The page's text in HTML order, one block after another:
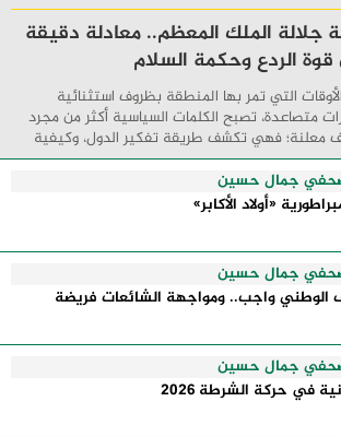
جلالة الملك المعظم.. معادلة دقيقة
قوة الردع وحكمة السلام
التي تمر بها المنطقة بظروف استثنائية
متصاعدة، تصبح الكلمات السياسية أكثر من مجرد
معلنة؛ فهي تكشف طريقة تفكير الدول، وكيفية
للأزمات، والحدود التي تفصل بين القوة ...
جمال حسين
«أولاد الأكابر»
جمال حسين
الوطني واجب.. ومواجهة الشائعات فريضة
جمال حسين
في حركة الشرطة 2026